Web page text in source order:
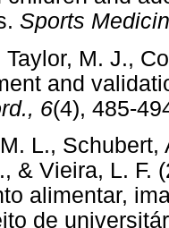
Sports
Taylor, M. J.,
and
6(4),
L.,
& Vieira, L. F.
alimentar,
de